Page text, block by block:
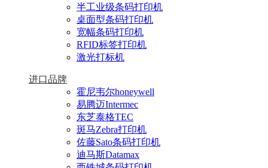
半工业级条码打印机
桌面型条码打印机
宽幅条码打印机
RFID标签打印机
激光打标机
进口品牌
霍尼韦尔honeywell
易腾迈Intermec
东芝泰格TEC
斑马Zebra打印机
佐藤Sato条码打印机
迪马斯Datamax